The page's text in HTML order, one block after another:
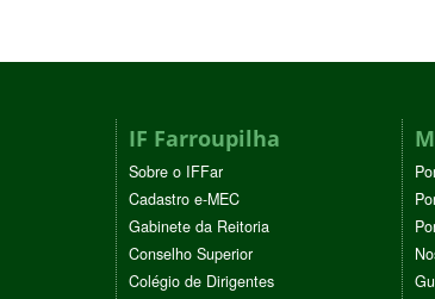
IF Farroupilha
Sobre o IFFar
Cadastro e-MEC
Gabinete da Reitoria
Conselho Superior
Colégio de Dirigentes